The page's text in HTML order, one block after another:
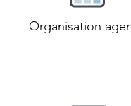
Organisation